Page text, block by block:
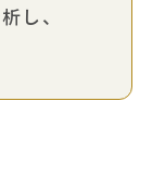
し、